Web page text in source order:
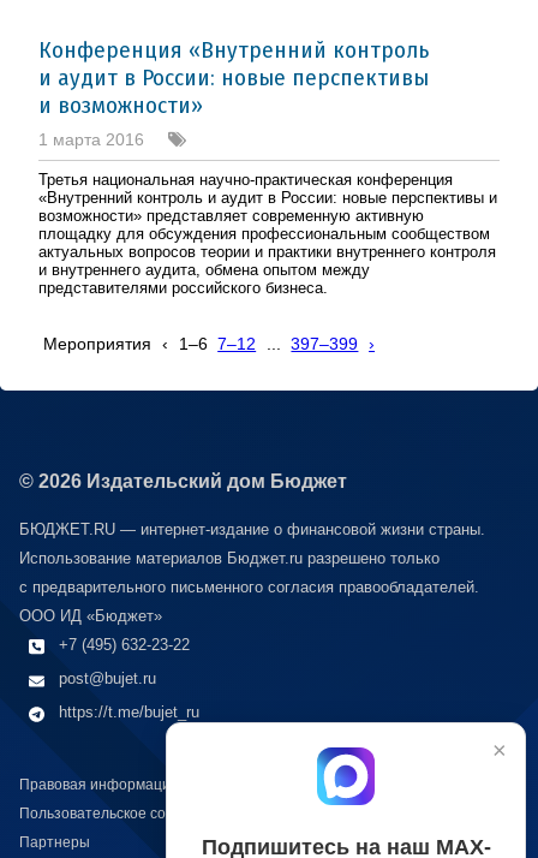
Конференция «Внутренний контроль
и аудит в России: новые перспективы
и возможности»
1 марта 2016
Третья национальная научно-практическая конференция
«Внутренний контроль и аудит в России: новые перспективы и
возможности» представляет современную активную
площадку для обсуждения профессиональным сообществом
актуальных вопросов теории и практики внутреннего контроля
и внутреннего аудита, обмена опытом между
представителями российского бизнеса.
Мероприятия ‹ 1–6 7–12 ... 397–399 ›
© 2026 Издательский дом Бюджет
БЮДЖЕТ.RU — интернет-издание о финансовой жизни страны.
Использование материалов Бюджет.ru разрешено только
с предварительного письменного согласия правообладателей.
ООО ИД «Бюджет»
+7 (495) 632-23-22
post@bujet.ru
https://t.me/bujet_ru
Правовая информация
Пользовательское соглашение
Партнеры
×
Подпишитесь на наш МАХ-